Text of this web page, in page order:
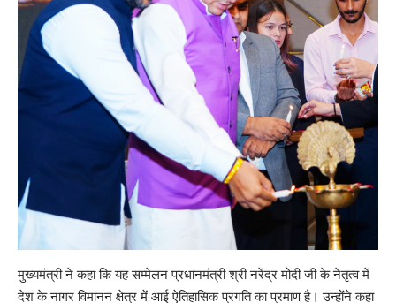
मुख्यमंत्री ने कहा कि यह सम्मेलन प्रधानमंत्री श्री नरेंद्र मोदी जी के नेतृत्व में
देश के नागर विमानन क्षेत्र में आई ऐतिहासिक प्रगति का प्रमाण है। उन्होंने कहा